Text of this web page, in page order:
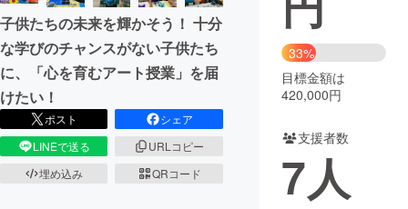
CAMPFIRE for Social Good
CAMPFIRE Creation
CAMPFIREふるさと納税machi-ya コミュニティ
子供たちの未来を輝かそう！ 十分
な学びのチャンスがない子供たち
に、「心を育むアート授業」を届
けたい！
ポスト
シェア
LINEで送る
URLコピー
埋め込み
QRコード
33%
目標金額は
420,000円
支援者数
7人